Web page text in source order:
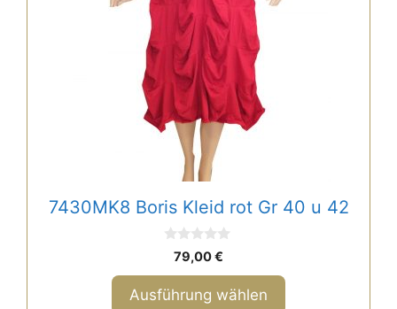
7430MK8 Boris Kleid rot Gr 40 u 42
o
n
5
79,00€
Ausführung wählen